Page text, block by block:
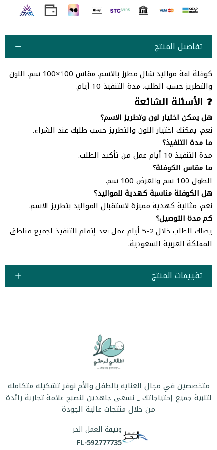
تفاصيل المنتج
كوفلة لفة مواليد شال مطرز بالاسم. مقاس 100×100 سم. اللون
والتطريز حسب الطلب. مدة التنفيذ 10 أيام.
❓ الأسئلة الشائعة
هل يمكن اختيار لون وتطريز الاسم؟
نعم، يمكنك اختيار اللون والتطريز حسب طلبك عند الشراء.
ما مدة التنفيذ؟
مدة التنفيذ 10 أيام عمل من تأكيد الطلب.
ما مقاس الكوفلة؟
الطول 100 سم والعرض 100 سم.
هل الكوفلة مناسبة كهدية للمواليد؟
نعم، مثالية كهدية مميزة لاستقبال المواليد بتطريز الاسم.
كم مدة التوصيل؟
يصلك الطلب خلال 2-5 أيام عمل بعد إتمام التنفيذ لجميع مناطق
المملكة العربية السعودية.
تقييمات المنتج
متخصصين في مجال العناية بالطفل والأم نوفر تشكيلة متكاملة
لتلبية جميع إحتياجاتك _ نسعى جاهدين لنصبح علامة تجارية رائدة
من خلال منتجات عالية الجودة
وثيقة العمل الحر
FL-592777735